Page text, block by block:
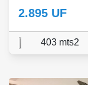
2.895 UF
403 mts2